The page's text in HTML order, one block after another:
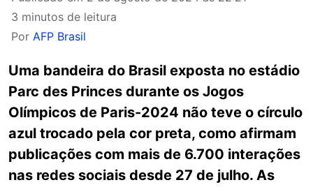
3 minutos de leitura
Por AFP Brasil
Uma bandeira do Brasil exposta no estádio
Parc des Princes durante os Jogos
Olímpicos de Paris-2024 não teve o círculo
azul trocado pela cor preta, como afirmam
publicações com mais de 6.700 interações
nas redes sociais desde 27 de julho. As